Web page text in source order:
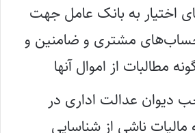
به بانک عامل جهت
مشتری و ضامنین و
مطالبات از اموال آنها
دیوان عدالت اداری در
ناشی از شناسایی